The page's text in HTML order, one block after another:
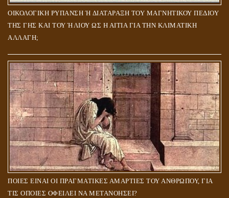
ΟΙΚΟΛΟΓΙΚΗ ΡΥΠΑΝΣΗ Ή ΔΙΑΤΑΡΑΞΗ ΤΟΥ ΜΑΓΝΗΤΙΚΟΥ ΠΕΔΙΟΥ
ΤΗΣ ΓΗΣ ΚΑΙ ΤΟΥ ΉΛΙΟΥ ΩΣ Η ΑΙΤΙΑ ΓΙΑ ΤΗΝ ΚΛΙΜΑΤΙΚΗ
ΑΛΛΑΓΗ;
ΠΟΙΕΣ ΕΙΝΑΙ ΟΙ ΠΡΑΓΜΑΤΙΚΕΣ ΑΜΑΡΤΙΕΣ ΤΟΥ ΑΝΘΡΩΠΟΥ, ΓΙΑ
ΤΙΣ ΟΠΟΙΕΣ ΟΦΕΙΛΕΙ ΝΑ ΜΕΤΑΝΟΗΣΕΙ?